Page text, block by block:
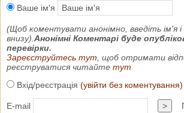
Ваше ім'я
(Щоб коментувати анонімно, введіть ім'я
внизу). Анонімні Коментарі буде
перевірки.
Зареєструйтесь тут , щоб отримати
реєструватися читайте тут
Вхід/реєстрація (увійти без коментування)
E-mail >